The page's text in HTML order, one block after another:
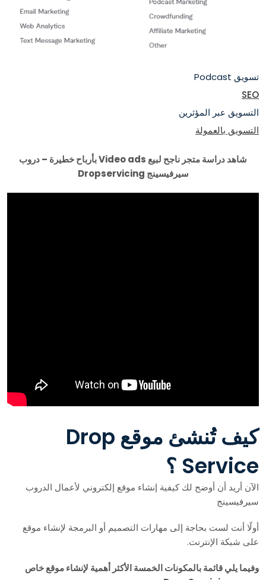
تسويق Podcast
SEO
التسويق عبر المؤثرين
التسويق بالعمولة
شاهد دراسة متجر ناجح لبيع Video ads بأرباح خطيرة – دروب
سيرفيسينج Dropservicing
كيف تُنشئ موقع Drop
Service ؟
الآن أريد أن أوضح لك كيفية إنشاء موقع إلكتروني لأعمال الدروب
سيرفيسينج
أولًا أنت لست بحاجة إلى مهارات التصميم أو البرمجة لإنشاء موقع
على شبكة الإنترنت.
وفيما يلي قائمة بالمكونات الخمسة الأكثر أهمية لإنشاء موقع خاص